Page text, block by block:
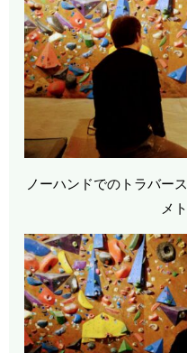
ノーハンドでのトラバー
メ